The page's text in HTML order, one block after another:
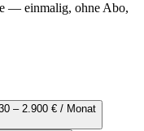
— einmalig, ohne Abo,
– 2.900 € / Monat